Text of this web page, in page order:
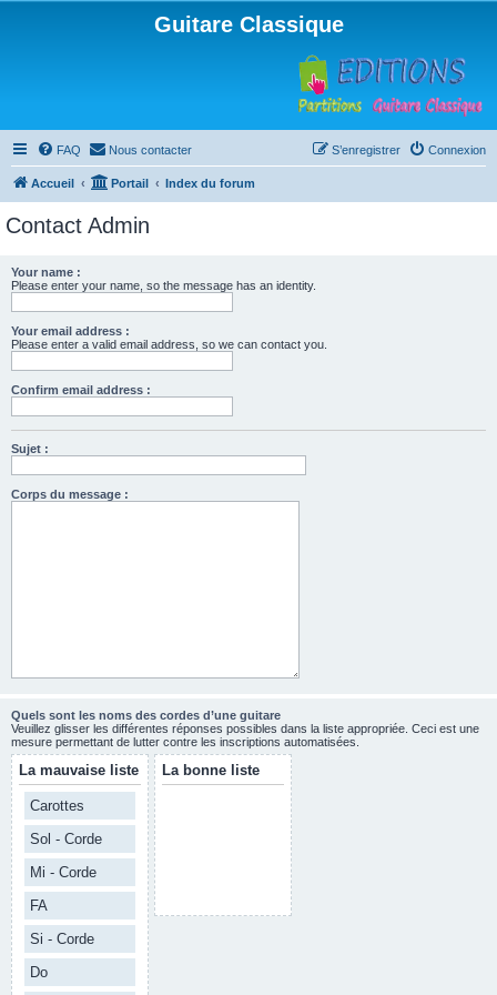
Guitare Classique
FAQ Nous contacter Connexion
S’enregistrer
Accueil Portail Index du forum
Contact Admin
Your name :
Please enter your name, so the message has an identity.
Your email address :
Please enter a valid email address, so we can contact you.
Confirm email address :
Sujet :
Corps du message :
Quels sont les noms des cordes d’une guitare
Veuillez glisser les différentes réponses possibles dans la liste appropriée. Ceci est une
mesure permettant de lutter contre les inscriptions automatisées.
La mauvaise liste
Carottes
Sol - Corde
Mi - Corde
FA
Si - Corde
Do
La bonne liste